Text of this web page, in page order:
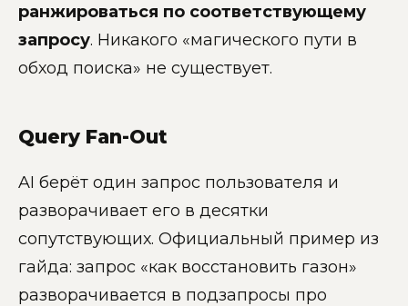
ранжироваться по соответствующему
запросу. Никакого «магического пути в
обход поиска» не существует.
Query Fan-Out
AI берёт один запрос пользователя и
разворачивает его в десятки
сопутствующих. Официальный пример из
гайда: запрос «как восстановить газон»
разворачивается в подзапросы про